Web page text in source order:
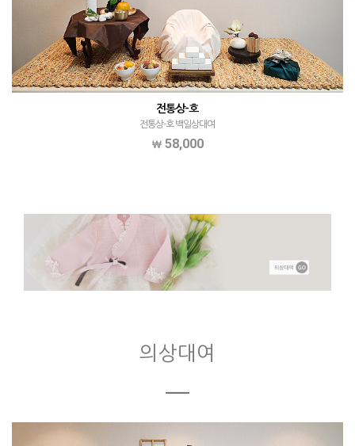
전통상-호
전통상-호 백일상대여
58,000
의상대여
ㅡ